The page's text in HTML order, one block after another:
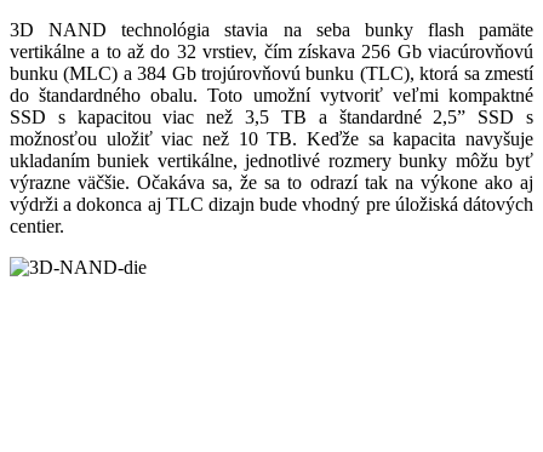
3D NAND technológia stavia na seba bunky flash pamäte
vertikálne a to až do 32 vrstiev, čím získava 256 Gb viacúrovňovú
bunku (MLC) a 384 Gb trojúrovňovú bunku (TLC), ktorá sa zmestí
do štandardného obalu. Toto umožní vytvoriť veľmi kompaktné
SSD s kapacitou viac než 3,5 TB a štandardné 2,5” SSD s
možnosťou uložiť viac než 10 TB. Keďže sa kapacita navyšuje
ukladaním buniek vertikálne, jednotlivé rozmery bunky môžu byť
výrazne väčšie. Očakáva sa, že sa to odrazí tak na výkone ako aj
výdrži a dokonca aj TLC dizajn bude vhodný pre úložiská dátových
centier.